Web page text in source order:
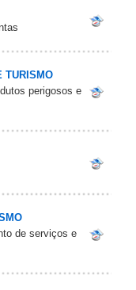
TURISMO
perigosos e
de serviços e